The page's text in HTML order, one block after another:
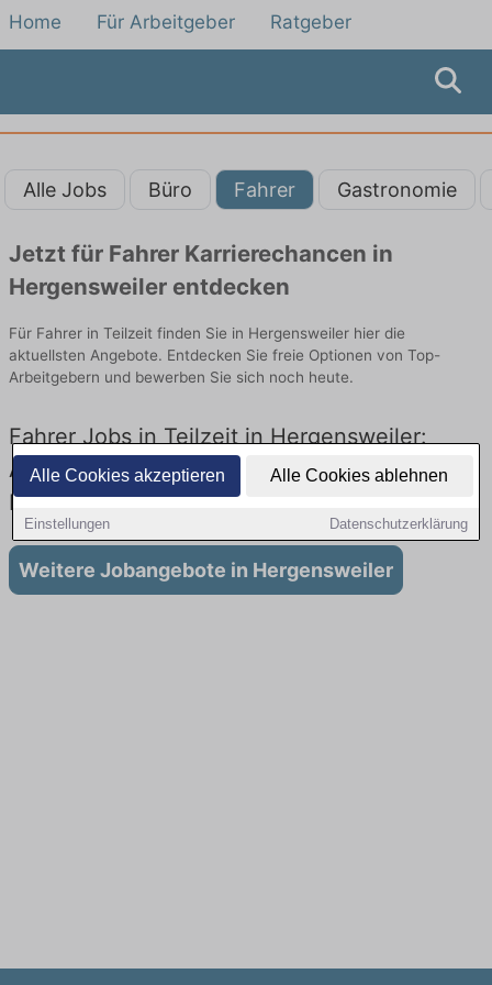
Alle Cookies akzeptieren Alle Cookies ablehnen
Einstellungen Datenschutzerklärung
Home Für Arbeitgeber Ratgeber
Alle Jobs Büro Fahrer Gastronomie
Jetzt für Fahrer Karrierechancen in
Hergensweiler entdecken
Für Fahrer in Teilzeit finden Sie in Hergensweiler hier die
aktuellsten Angebote. Entdecken Sie freie Optionen von Top-
Arbeitgebern und bewerben Sie sich noch heute.
Fahrer Jobs in Teilzeit in Hergensweiler:
Aktuell gibt es keine Stellenangebote für
Fahrer in Hergensweiler
Weitere Jobangebote in Hergensweiler